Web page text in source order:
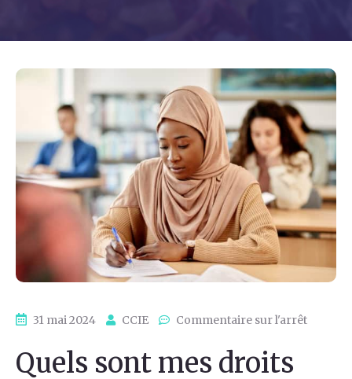
31 mai 2024 CCIE Commentaire sur l'arrêt
Quels sont mes droits